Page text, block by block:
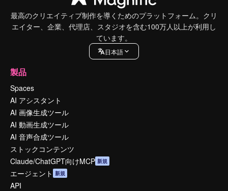
最高のクリエイティブ制作を導くためのプラットフォーム。クリ
エイター、企業、代理店、スタジオを含む100万人以上が利用し
ています。
日本語
製品
Spaces
AI アシスタント
AI 画像生成ツール
AI 動画生成ツール
AI 音声合成ツール
ストックコンテンツ
Claude/ChatGPT向けMCP 新規
エージェント 新規
API